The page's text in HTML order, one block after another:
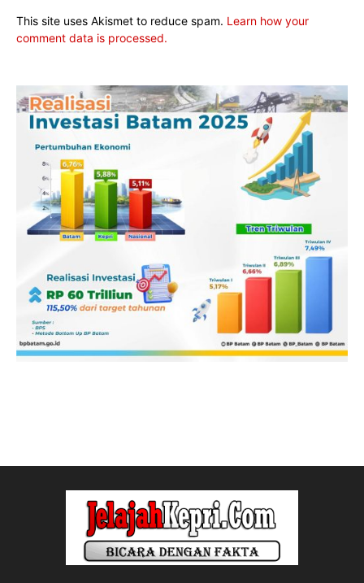
This site uses Akismet to reduce spam. Learn how your
comment data is processed.